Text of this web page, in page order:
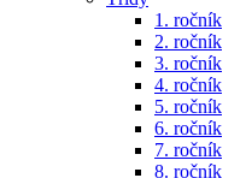
1. ročník
2. ročník
3. ročník
4. ročník
5. ročník
6. ročník
7. ročník
8. ročník